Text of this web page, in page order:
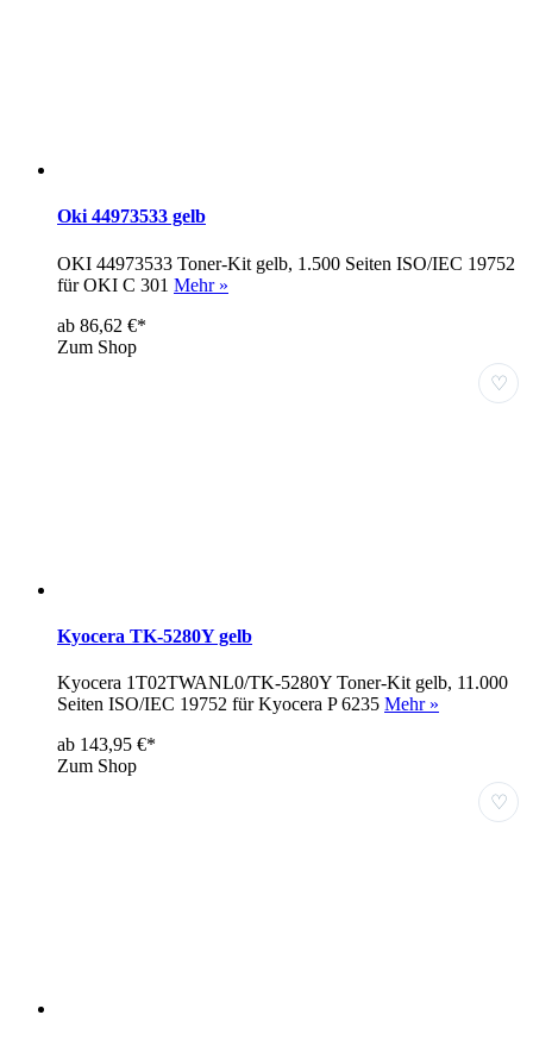
Oki 44973533 gelb
OKI 44973533 Toner-Kit gelb, 1.500 Seiten ISO/IEC 19752
für OKI C 301 Mehr »
ab 86,62 €*
Zum Shop
♡
Kyocera TK-5280Y gelb
Kyocera 1T02TWANL0/TK-5280Y Toner-Kit gelb, 11.000
Seiten ISO/IEC 19752 für Kyocera P 6235 Mehr »
ab 143,95 €*
Zum Shop
♡